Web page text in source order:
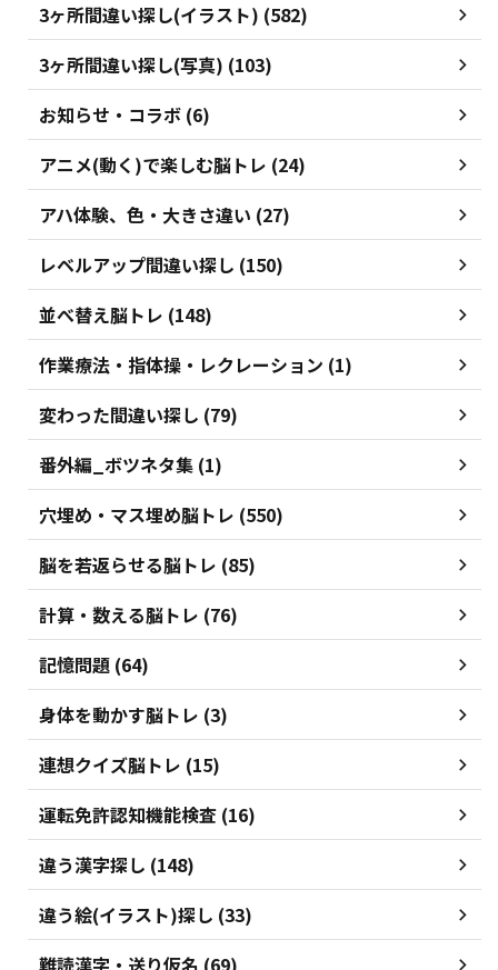
3ヶ所間違い探し(イラスト) (582)
3ヶ所間違い探し(写真) (103)
お知らせ・コラボ (6)
アニメ(動く)で楽しむ脳トレ (24)
アハ体験、色・大きさ違い (27)
レベルアップ間違い探し (150)
並べ替え脳トレ (148)
作業療法・指体操・レクレーション (1)
変わった間違い探し (79)
番外編_ボツネタ集 (1)
穴埋め・マス埋め脳トレ (550)
脳を若返らせる脳トレ (85)
計算・数える脳トレ (76)
記憶問題 (64)
身体を動かす脳トレ (3)
連想クイズ脳トレ (15)
運転免許認知機能検査 (16)
違う漢字探し (148)
違う絵(イラスト)探し (33)